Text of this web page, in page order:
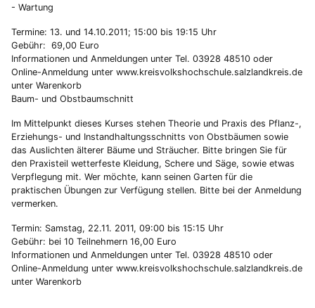
- Wartung
Termine: 13. und 14.10.2011; 15:00 bis 19:15 Uhr
Gebühr: 69,00 Euro
Informationen und Anmeldungen unter Tel. 03928 48510 oder
Online-Anmeldung unter www.kreisvolkshochschule.salzlandkreis.de
unter Warenkorb
Baum- und Obstbaumschnitt
Im Mittelpunkt dieses Kurses stehen Theorie und Praxis des Pflanz-,
Erziehungs- und Instandhaltungsschnitts von Obstbäumen sowie
das Auslichten älterer Bäume und Sträucher. Bitte bringen Sie für
den Praxisteil wetterfeste Kleidung, Schere und Säge, sowie etwas
Verpflegung mit. Wer möchte, kann seinen Garten für die
praktischen Übungen zur Verfügung stellen. Bitte bei der Anmeldung
vermerken.
Termin: Samstag, 22.11. 2011, 09:00 bis 15:15 Uhr
Gebühr: bei 10 Teilnehmern 16,00 Euro
Informationen und Anmeldungen unter Tel. 03928 48510 oder
Online-Anmeldung unter www.kreisvolkshochschule.salzlandkreis.de
unter Warenkorb